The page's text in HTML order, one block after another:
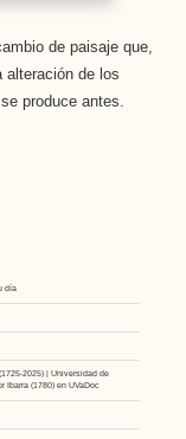
de paisaje que,
alteración de los
produce antes.
día
2025) | Universidad de
Ibarra (1780) en UVaDoc